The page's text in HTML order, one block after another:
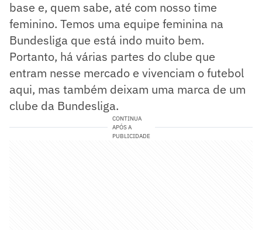
base e, quem sabe, até com nosso time
feminino. Temos uma equipe feminina na
Bundesliga que está indo muito bem.
Portanto, há várias partes do clube que
entram nesse mercado e vivenciam o futebol
aqui, mas também deixam uma marca de um
clube da Bundesliga.
CONTINUA
APÓS A
PUBLICIDADE